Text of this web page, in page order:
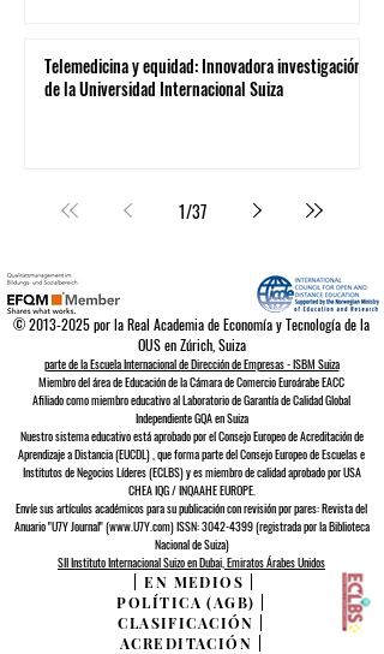
Telemedicina y equidad: Innovadora investigación
de la Universidad Internacional Suiza
1/37
©2013-2025por la Real Academia de Economía y Tecnología de la
OUS en Zúrich, Suiza
parte de la Escuela Internacional de Dirección de Empresas - ISBM Suiza
Miembro del área de Educación de la Cámara de Comercio Euroárabe EACC
Afiliado como miembro educativo al Laboratorio de Garantía de Calidad Global
Independiente GQAen Suiza
Nuestro sistema educativo está aprobado por elConsejo Europeo deAcreditación de
Aprendizaje a Distancia (EUCDL), que forma parte delConsejo Europeo de Escuelas e
Institutos de Negocios Líderes (ECLBS)y es miembro de calidad aprobado por USA
CHEA IQG / INQAAHE EUROPE.
Envíe sus artículos académicos para su publicación con revisión por pares: Revista del
Anuario "U7Y Journal" (www.U7Y.com) ISSN: 3042-4399 (registrada por la Biblioteca
Nacional de Suiza)
SII Instituto Internacional Suizo en Dubai, Emiratos Árabes Unidos
|EN MEDIOS
POLÍTICA (AGB)
CLASIFICACIÓN
ACREDITACIÓN